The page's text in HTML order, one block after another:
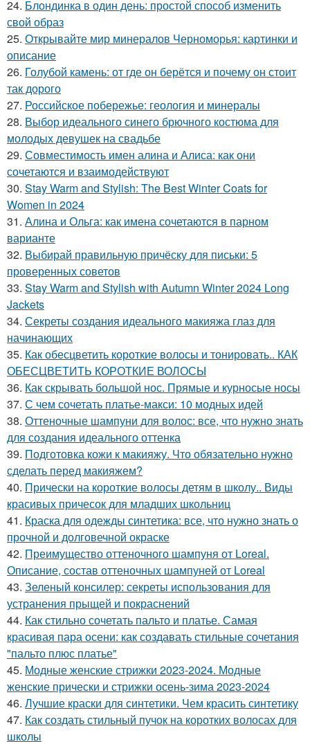
24. Блондинка в один день: простой способ изменить
свой образ
25. Открывайте мир минералов Черноморья: картинки и
описание
26. Голубой камень: от где он берётся и почему он стоит
так дорого
27. Российское побережье: геология и минералы
28. Выбор идеального синего брючного костюма для
молодых девушек на свадьбе
29. Совместимость имен алина и Алиса: как они
сочетаются и взаимодействуют
30. Stay Warm and Stylish: The Best Winter Coats for
Women in 2024
31. Алина и Ольга: как имена сочетаются в парном
варианте
32. Выбирай правильную причёску для письки: 5
проверенных советов
33. Stay Warm and Stylish with Autumn Winter 2024 Long
Jackets
34. Секреты создания идеального макияжа глаз для
начинающих
35. Как обесцветить короткие волосы и тонировать.. КАК
ОБЕСЦВЕТИТЬ КОРОТКИЕ ВОЛОСЫ
36. Как скрывать большой нос. Прямые и курносые носы
37. С чем сочетать платье-макси: 10 модных идей
38. Оттеночные шампуни для волос: все, что нужно знать
для создания идеального оттенка
39. Подготовка кожи к макияжу. Что обязательно нужно
сделать перед макияжем?
40. Прически на короткие волосы детям в школу.. Виды
красивых причесок для младших школьниц
41. Краска для одежды синтетика: все, что нужно знать о
прочной и долговечной окраске
42. Преимущество оттеночного шампуня от Loreal.
Описание, состав оттеночных шампуней от Loreal
43. Зеленый консилер: секреты использования для
устранения прыщей и покраснений
44. Как стильно сочетать пальто и платье. Самая
красивая пара осени: как создавать стильные сочетания
"пальто плюс платье"
45. Модные женские стрижки 2023-2024. Модные
женские прически и стрижки осень-зима 2023-2024
46. Лучшие краски для синтетики. Чем красить синтетику
47. Как создать стильный пучок на коротких волосах для
школы